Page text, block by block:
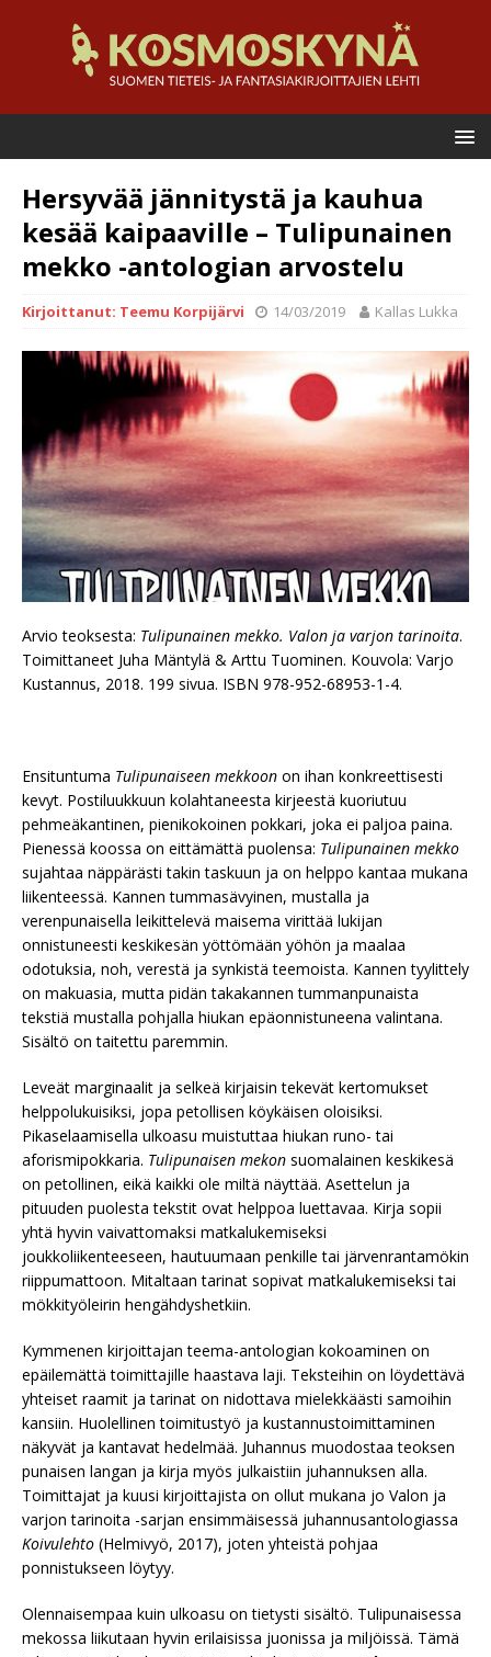
Hersyvää jännitystä ja kauhua
kesää kaipaaville – Tulipunainen
mekko -antologian arvostelu
Kirjoittanut: Teemu Korpijärvi 14/03/2019 Kallas Lukka
Arvio teoksesta: Tulipunainen mekko. Valon ja varjon tarinoita.
Toimittaneet Juha Mäntylä & Arttu Tuominen. Kouvola: Varjo
Kustannus, 2018. 199 sivua. ISBN 978-952-68953-1-4.
Ensituntuma Tulipunaiseen mekkoon on ihan konkreettisesti
kevyt. Postiluukkuun kolahtaneesta kirjeestä kuoriutuu
pehmeäkantinen, pienikokoinen pokkari, joka ei paljoa paina.
Pienessä koossa on eittämättä puolensa: Tulipunainen mekko
sujahtaa näppärästi takin taskuun ja on helppo kantaa mukana
liikenteessä. Kannen tummasävyinen, mustalla ja
verenpunaisella leikittelevä maisema virittää lukijan
onnistuneesti keskikesän yöttömään yöhön ja maalaa
odotuksia, noh, verestä ja synkistä teemoista. Kannen tyylittely
on makuasia, mutta pidän takakannen tummanpunaista
tekstiä mustalla pohjalla hiukan epäonnistuneena valintana.
Sisältö on taitettu paremmin.
Leveät marginaalit ja selkeä kirjaisin tekevät kertomukset
helppolukuisiksi, jopa petollisen köykäisen oloisiksi.
Pikaselaamisella ulkoasu muistuttaa hiukan runo- tai
aforismipokkaria. Tulipunaisen mekon suomalainen keskikesä
on petollinen, eikä kaikki ole miltä näyttää. Asettelun ja
pituuden puolesta tekstit ovat helppoa luettavaa. Kirja sopii
yhtä hyvin vaivattomaksi matkalukemiseksi
joukkoliikenteeseen, hautuumaan penkille tai järvenrantamökin
riippumattoon. Mitaltaan tarinat sopivat matkalukemiseksi tai
mökkityöleirin hengähdyshetkiin.
Kymmenen kirjoittajan teema-antologian kokoaminen on
epäilemättä toimittajille haastava laji. Teksteihin on löydettävä
yhteiset raamit ja tarinat on nidottava mielekkäästi samoihin
kansiin. Huolellinen toimitustyö ja kustannustoimittaminen
näkyvät ja kantavat hedelmää. Juhannus muodostaa teoksen
punaisen langan ja kirja myös julkaistiin juhannuksen alla.
Toimittajat ja kuusi kirjoittajista on ollut mukana jo Valon ja
varjon tarinoita -sarjan ensimmäisessä juhannusantologiassa
Koivulehto (Helmivyö, 2017), joten yhteistä pohjaa
ponnistukseen löytyy.
Olennaisempaa kuin ulkoasu on tietysti sisältö. Tulipunaisessa
mekossa liikutaan hyvin erilaisissa juonissa ja miljöissä. Tämä